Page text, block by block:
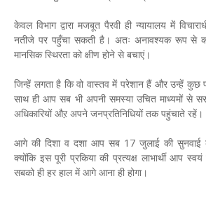
केवल विभाग द्वारा मजबूत पैरवी ही न्यायालय में
नतीजे पर पहुँचा सकती है। अतः अनावश्यक रूप से
मानसिक स्थिरता को क्षीण होने से बचाएं।
जिन्हें लगता है कि वो वास्तव में परेशान हैं और उन्हें कुछ
साथ ही आप सब भी अपनी समस्या उचित माध्यमों से
अधिकारियों औऱ अपने जनप्रतिनिधियों तक पहुंचाते रहें।
आगे की दिशा व दशा आप सब 17 जुलाई की सुनवाई
क्योंकि इस पूरी प्रकिया की प्रत्यक्ष लाभार्थी आप
सबको ही हर हाल में आगे आना ही होगा।